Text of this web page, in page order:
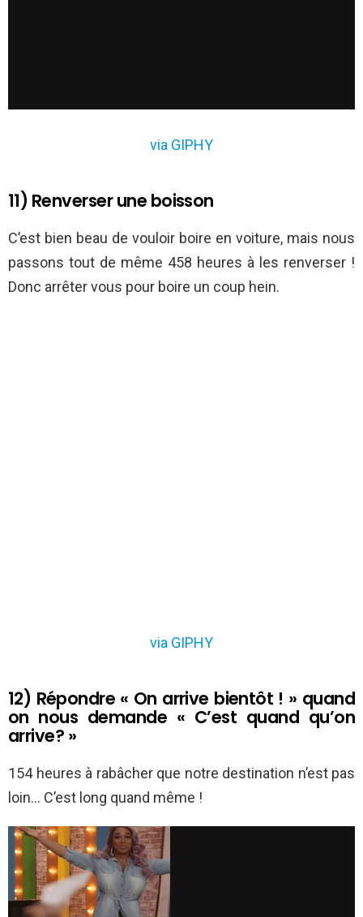
via GIPHY
11) Renverser une boisson
C’est bien beau de vouloir boire en voiture, mais nous
passons tout de même 458 heures à les renverser !
Donc arrêter vous pour boire un coup hein.
via GIPHY
12) Répondre « On arrive bientôt ! » quand
on nous demande « C’est quand qu’on
arrive? »
154 heures à rabâcher que notre destination n’est pas
loin… C’est long quand même !